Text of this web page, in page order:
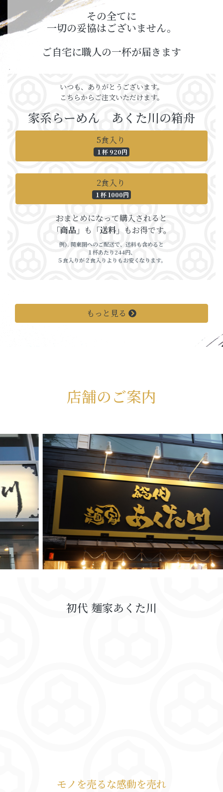
その全てに
一切の妥協はございません。
ご自宅に職人の一杯が届きます
いつも、ありがとうございます。
こちらからご注文いただけます。
家系らーめん あくた川の箱舟
5食入り
１杯 920円
2食入り
１杯 1000円
おまとめになって購入されると
「商品」 も 「送料」 もお得です。
例). 関東圏へのご配送で、送料も含めると
１杯あたり244円、
５食入りが２食入りよりもお安くなります。
もっと見る
店舗のご案内
初代 麺家あくた川
モノを売るな感動を売れ